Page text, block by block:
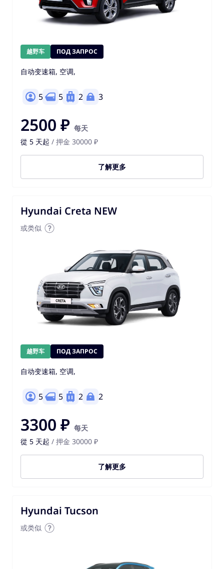
越野车 ПОД ЗАПРОС
自动变速箱, 空调,
5 5 2 3
2500 ₽ 每天
從 5 天起 / 押金 30000 ₽
了解更多
Hyundai Creta NEW
或类似
越野车 ПОД ЗАПРОС
自动变速箱, 空调,
5 5 2 2
3300 ₽ 每天
從 5 天起 / 押金 30000 ₽
了解更多
Hyundai Tucson
或类似